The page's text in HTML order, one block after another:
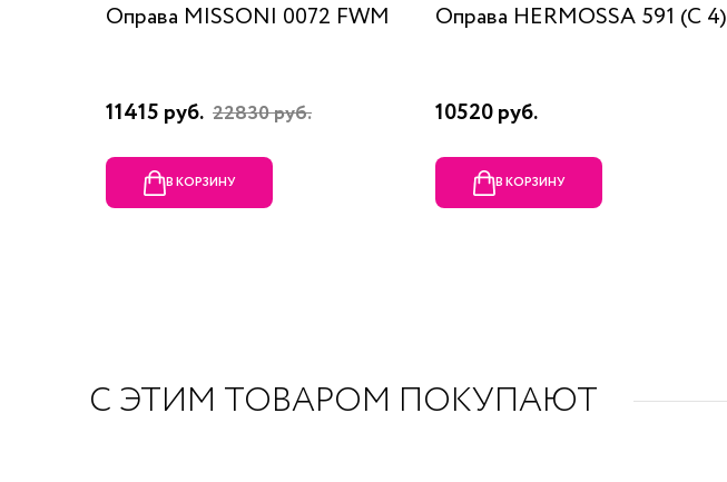
Оправа MISSONI 0072 FWM
11415 руб. 22830 руб.
В КОРЗИНУ
Оправа HERMOSSA 591 (C 4)
10520 руб.
В КОРЗИНУ
С ЭТИМ ТОВАРОМ ПОКУПАЮТ